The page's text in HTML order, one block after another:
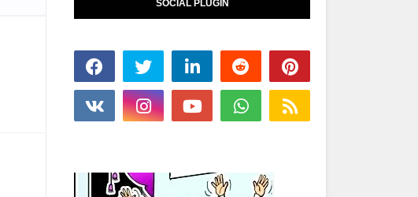
SOCIAL PLUGIN